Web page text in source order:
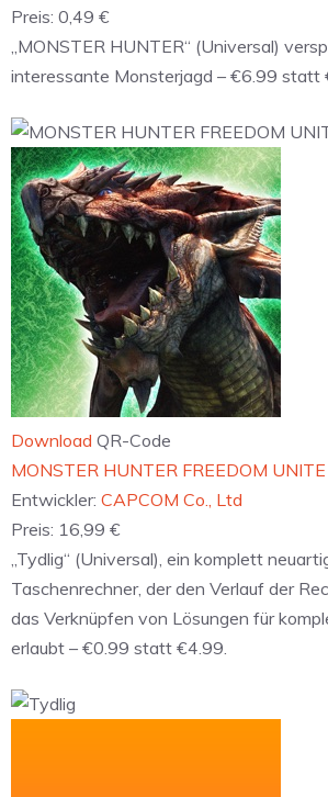
Preis: 0,49 €
„MONSTER HUNTER“ (Universal)
interessante Monsterjagd – €6.99 statt
Download QR-Code
MONSTER HUNTER FREEDOM
Entwickler: CAPCOM Co., Ltd
Preis: 16,99 €
„Tydlig“ (Universal), ein komplett
Taschenrechner, der den Verlauf der
das Verknüpfen von Lösungen für
erlaubt – €0.99 statt €4.99.